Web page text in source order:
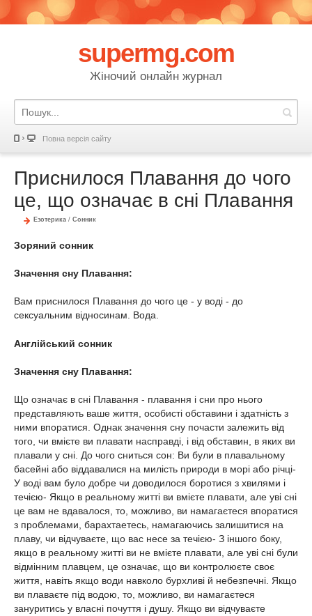
supermg.com
Жіночий онлайн журнал
Повна версія сайту
Приснилося Плавання до чого
це, що означає в сні Плавання
Езотерика / Сонник
Зоряний сонник
Значення сну Плавання:
Вам приснилося Плавання до чого це - у воді - до
сексуальним відносинам. Вода.
Англійський сонник
Значення сну Плавання:
Що означає в сні Плавання - плавання і сни про нього
представляють ваше життя, особисті обставини і здатність з
ними впоратися. Однак значення сну почасти залежить від
того, чи вмієте ви плавати насправді, і від обставин, в яких ви
плавали у сні. До чого сниться сон: Ви були в плавальному
басейні або віддавалися на милість природи в морі або річці-
У воді вам було добре чи доводилося боротися з хвилями і
течією- Якщо в реальному житті ви вмієте плавати, але уві сні
це вам не вдавалося, то, можливо, ви намагаєтеся впоратися
з проблемами, барахтаетесь, намагаючись залишитися на
плаву, чи відчуваєте, що вас несе за течією- З іншого боку,
якщо в реальному житті ви не вмієте плавати, але уві сні були
відмінним плавцем, це означає, що ви контролюєте своє
життя, навіть якщо води навколо бурхливі й небезпечні. Якщо
ви плаваєте під водою, то, можливо, ви намагаєтеся
зануритись у власні почуття і душу. Якщо ви відчуваєте